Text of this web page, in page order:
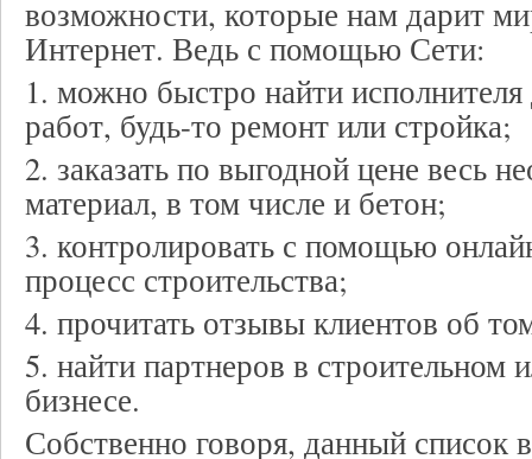
возможности, которые нам дарит
Интернет. Ведь с помощью Сети:
1. можно быстро найти исполнителя
работ, будь-то ремонт или стройка;
2. заказать по выгодной цене весь
материал, в том числе и бетон;
3. контролировать с помощью
процесс строительства;
4. прочитать отзывы клиентов об
5. найти партнеров в строительном
бизнесе.
Собственно говоря, данный список